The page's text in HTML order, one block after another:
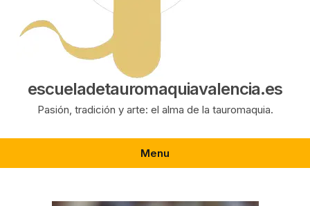
escueladetauromaquiavalencia.es
Pasión, tradición y arte: el alma de la tauromaquia.
Menu